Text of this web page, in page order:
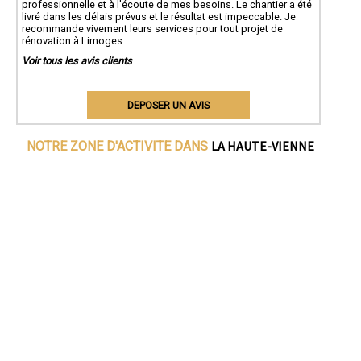
professionnelle et à l'écoute de mes besoins. Le chantier a été
livré dans les délais prévus et le résultat est impeccable. Je
recommande vivement leurs services pour tout projet de
rénovation à Limoges.
Voir tous les avis clients
DEPOSER UN AVIS
NOTRE ZONE D'ACTIVITE DANS LA HAUTE-VIENNE